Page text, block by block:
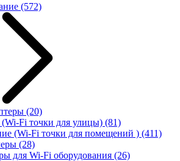
(572)
(20)
Fi точки для улицы) (81)
(Wi-Fi точки для помещений ) (411)
(28)
для Wi-Fi оборудования (26)